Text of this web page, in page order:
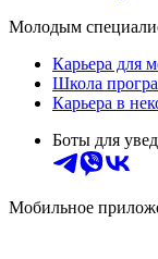
Молодым
Карьера для
Школа
Карьера в
Боты для
Мобильное